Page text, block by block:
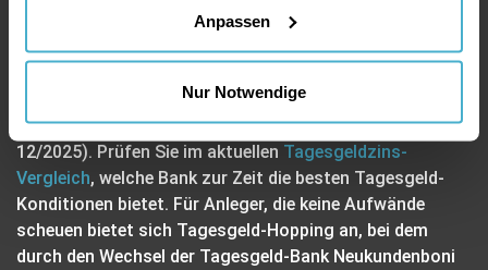
Anpassen
Nur Notwendige
untermauert. Vergleicht man die
Dividendenrendite
Zinsen, die man aufs Tagesgeld bekommt, scheint ein
vorteilhafter, denn der aktuelle Tagesgeldzins beträgt
derzeit bei der besten Tagesgeld-Bank ca. 3 % (Stand
12/2025). Prüfen Sie im aktuellen Tagesgeldzins-
Vergleich, welche Bank zur Zeit die besten Tagesgeld-
Konditionen bietet. Für Anleger, die keine Aufwände
scheuen bietet sich Tagesgeld-Hopping an, bei dem
durch den Wechsel der Tagesgeld-Bank Neukundenboni